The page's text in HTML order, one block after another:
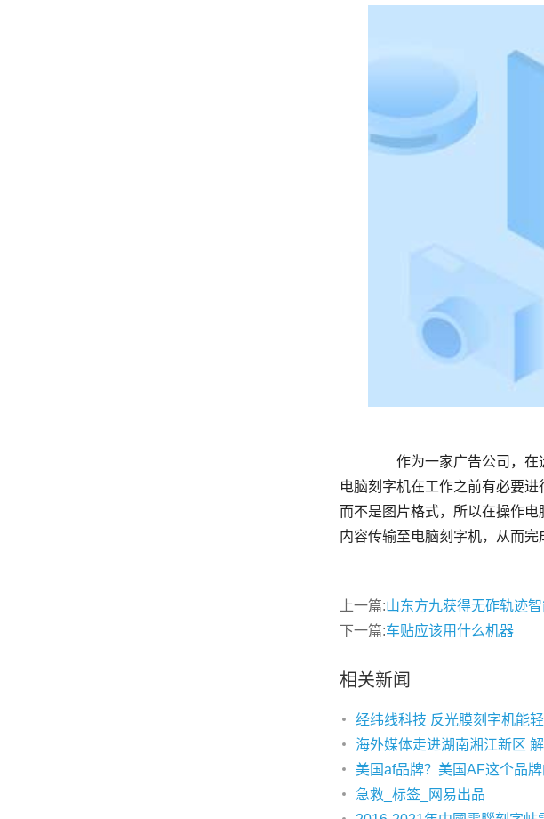
电脑刻字机在工作之前有必要
而不是图片格式，所以在操作
上一篇:山东方九获得无砟轨迹智
下一篇:车贴应该用什么机器
相关新闻
经纬线科技 反光膜刻字机能
海外媒体走进湖南湘江新区
美国af品牌？美国AF这个品牌
急救_标签_网易出品